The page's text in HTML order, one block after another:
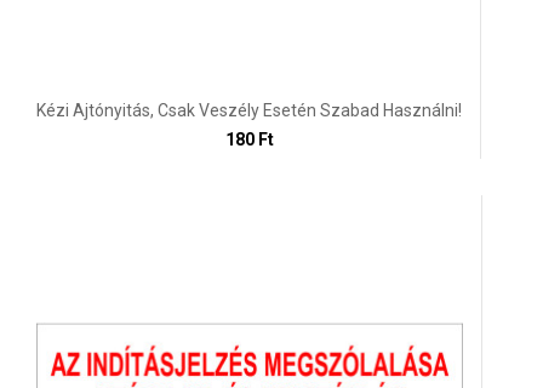
Kézi Ajtónyitás, Csak Veszély Esetén Szabad Használni!
180 Ft